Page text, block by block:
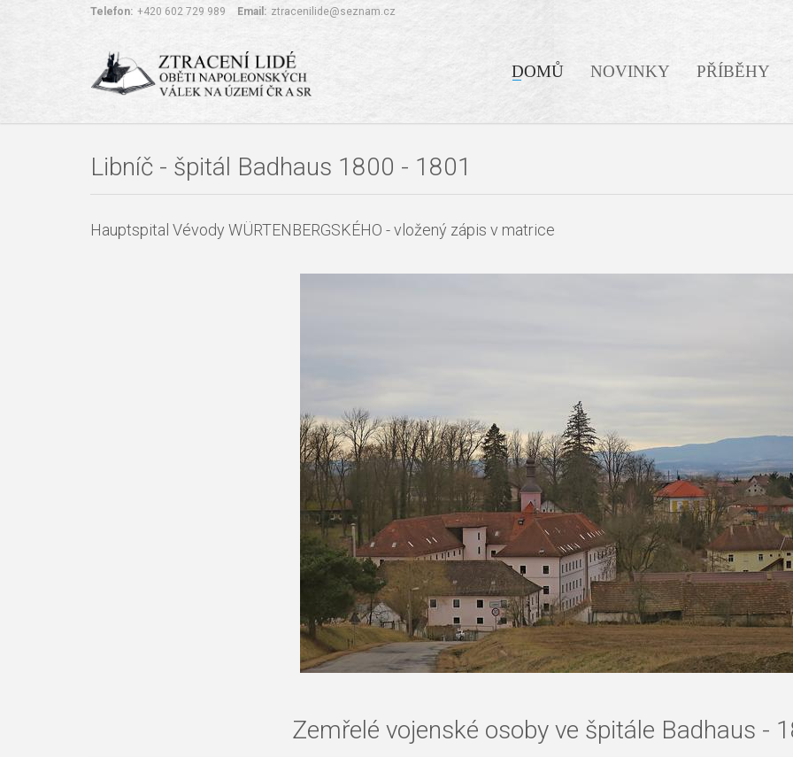
Telefon: +420 602 729 989 Email: ztracenilide@seznam.cz
DOMŮ NOVINKY PŘÍBĚHY
Libníč - špitál Badhaus 1800 - 1801
Hauptspital Vévody WÜRTENBERGSKÉHO - vložený zápis v matrice
Zemřelé vojenské osoby ve špitále Badhaus -